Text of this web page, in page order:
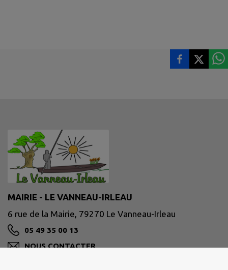
MAIRIE - LE VANNEAU-IRLEAU
6 rue de la Mairie, 79270 Le Vanneau-Irleau
05 49 35 00 13
NOUS CONTACTER